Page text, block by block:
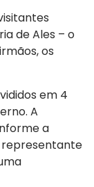
de Ales – o
os
em 4
A
a
representante